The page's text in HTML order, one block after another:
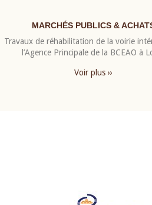
MARCHÉS PUBLICS &
Travaux de réhabilitation de la voirie
l’Agence Principale de la BCEAO à
Voir plus ››